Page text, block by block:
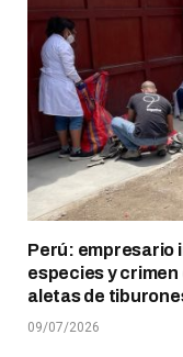
Perú: empresario
especies y
aletas de
09/07/2026